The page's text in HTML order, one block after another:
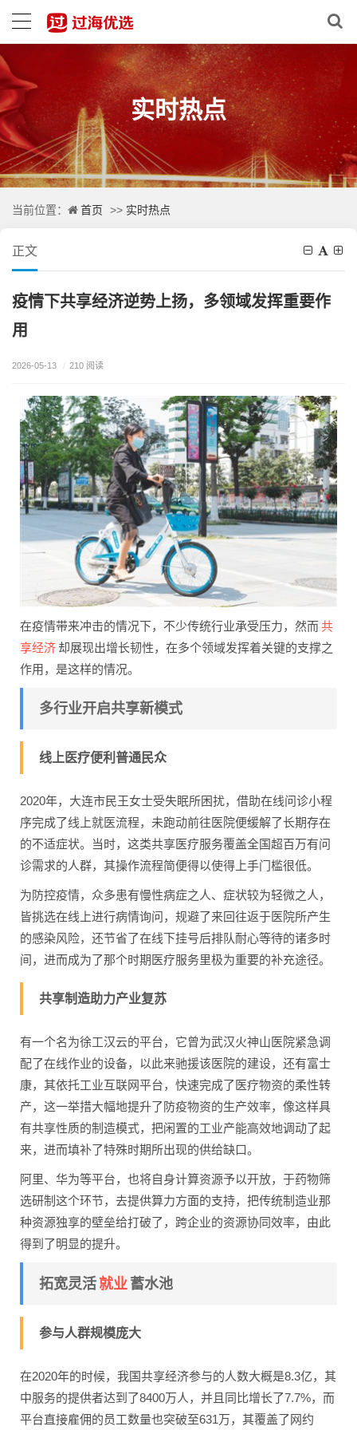
实时热点
当前位置： 首页 >> 实时热点
正文
疫情下共享经济逆势上扬，多领域发挥重要作
用
2026-05-13 / 210 阅读
在疫情带来冲击的情况下，不少传统行业承受压力，然而共
享经济 却展现出增长韧性，在多个领域发挥着关键的支撑之
作用，是这样的情况。
多行业开启共享新模式
线上医疗便利普通民众
2020年，大连市民王女士受失眠所困扰，借助在线问诊小程
序完成了线上就医流程，未跑动前往医院便缓解了长期存在
的不适症状。当时，这类共享医疗服务覆盖全国超百万有问
诊需求的人群，其操作流程简便得以使得上手门槛很低。
为防控疫情，众多患有慢性病症之人、症状较为轻微之人，
皆挑选在线上进行病情询问，规避了来回往返于医院所产生
的感染风险，还节省了在线下挂号后排队耐心等待的诸多时
间，进而成为了那个时期医疗服务里极为重要的补充途径。
共享制造助力产业复苏
有一个名为徐工汉云的平台，它曾为武汉火神山医院紧急调
配了在线作业的设备，以此来驰援该医院的建设，还有富士
康，其依托工业互联网平台，快速完成了医疗物资的柔性转
产，这一举措大幅地提升了防疫物资的生产效率，像这样具
有共享性质的制造模式，把闲置的工业产能高效地调动了起
来，进而填补了特殊时期所出现的供给缺口。
阿里、华为等平台，也将自身计算资源予以开放，于药物筛
选研制这个环节，去提供算力方面的支持，把传统制造业那
种资源独享的壁垒给打破了，跨企业的资源协同效率，由此
得到了明显的提升。
拓宽灵活 就业 蓄水池
参与人群规模庞大
在2020年的时候，我国共享经济参与的人数大概是8.3亿，其
中服务的提供者达到了8400万人，并且同比增长了7.7%，而
平台直接雇佣的员工数量也突破至631万，其覆盖了网约